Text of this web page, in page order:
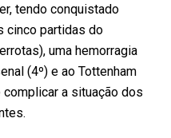
tendo conquistado
cinco partidas do
uma hemorragia
(4º) e ao Tottenham
complicar a situação dos